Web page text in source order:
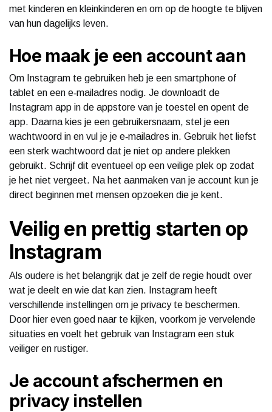
met kinderen en kleinkinderen en om op de hoogte te blijven
van hun dagelijks leven.
Hoe maak je een account aan
Om Instagram te gebruiken heb je een smartphone of
tablet en een e‑mailadres nodig. Je downloadt de
Instagram app in de appstore van je toestel en opent de
app. Daarna kies je een gebruikersnaam, stel je een
wachtwoord in en vul je je e‑mailadres in. Gebruik het liefst
een sterk wachtwoord dat je niet op andere plekken
gebruikt. Schrijf dit eventueel op een veilige plek op zodat
je het niet vergeet. Na het aanmaken van je account kun je
direct beginnen met mensen opzoeken die je kent.
Veilig en prettig starten op
Instagram
Als oudere is het belangrijk dat je zelf de regie houdt over
wat je deelt en wie dat kan zien. Instagram heeft
verschillende instellingen om je privacy te beschermen.
Door hier even goed naar te kijken, voorkom je vervelende
situaties en voelt het gebruik van Instagram een stuk
veiliger en rustiger.
Je account afschermen en
privacy instellen